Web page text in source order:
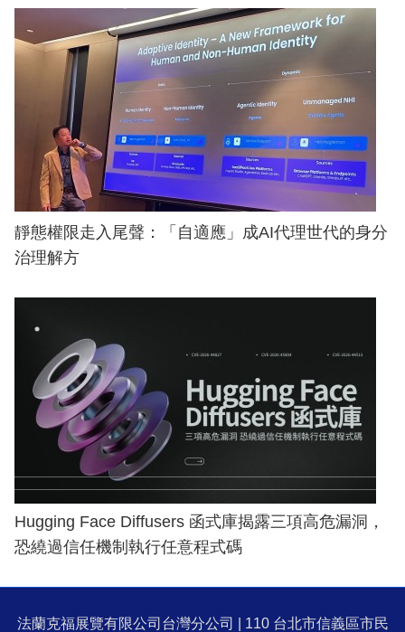
靜態權限走入尾聲：「自適應」成AI代理世代的身分
治理解方
Hugging Face Diffusers 函式庫揭露三項高危漏洞，
恐繞過信任機制執行任意程式碼
法蘭克福展覽有限公司台灣分公司 | 110 台北市信義區市民